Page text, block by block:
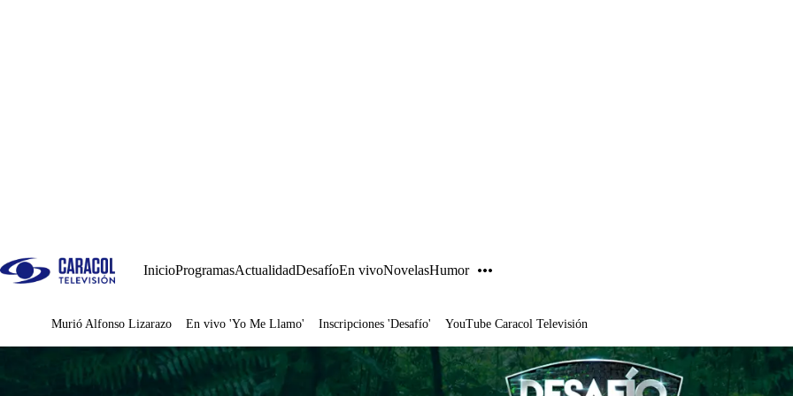
InicioProgramasActualidadDesafíoEn vivoNovelasHumor
Juegos
Murió Alfonso Lizarazo En vivo 'Yo Me Llamo' Inscripciones 'Desafío' YouTube Caracol Televisión